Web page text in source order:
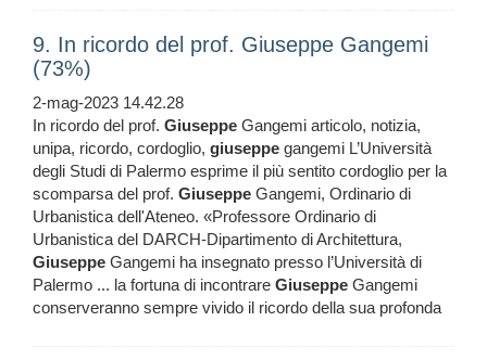
9. In ricordo del prof. Giuseppe Gangemi
(73%)
2-mag-2023 14.42.28
In ricordo del prof. Giuseppe Gangemi articolo, notizia,
unipa, ricordo, cordoglio, giuseppe gangemi L’Università
degli Studi di Palermo esprime il più sentito cordoglio per la
scomparsa del prof. Giuseppe Gangemi, Ordinario di
Urbanistica dell'Ateneo. «Professore Ordinario di
Urbanistica del DARCH-Dipartimento di Architettura,
Giuseppe Gangemi ha insegnato presso l’Università di
Palermo ... la fortuna di incontrare Giuseppe Gangemi
conserveranno sempre vivido il ricordo della sua profonda